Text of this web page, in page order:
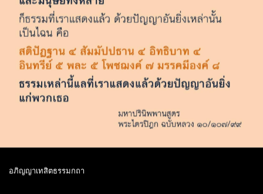
อภิญญาเทสิตธรรมกถา